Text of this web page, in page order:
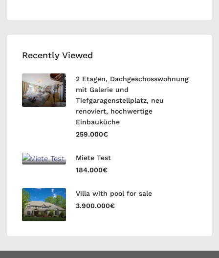
Recently Viewed
2 Etagen, Dachgeschosswohnung
mit Galerie und
Tiefgaragenstellplatz, neu
renoviert, hochwertige
Einbauküche
259.000€
Miete Test
184.000€
Villa with pool for sale
3.900.000€